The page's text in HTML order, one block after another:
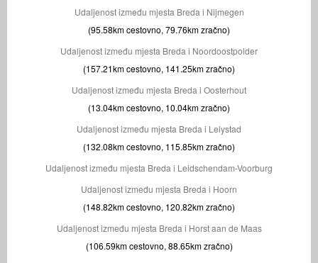
Udaljenost između mjesta Breda i Nijmegen
(95.58km cestovno, 79.76km zračno)
Udaljenost između mjesta Breda i Noordoostpolder
(157.21km cestovno, 141.25km zračno)
Udaljenost između mjesta Breda i Oosterhout
(13.04km cestovno, 10.04km zračno)
Udaljenost između mjesta Breda i Lelystad
(132.08km cestovno, 115.85km zračno)
Udaljenost između mjesta Breda i Leidschendam-Voorburg
Udaljenost između mjesta Breda i Hoorn
(148.82km cestovno, 120.82km zračno)
Udaljenost između mjesta Breda i Horst aan de Maas
(106.59km cestovno, 88.65km zračno)